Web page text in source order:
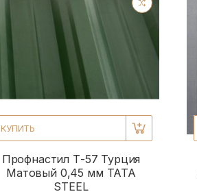
КУПИТЬ
Профнастил Т-57 Турция
Матовый 0,45 мм TATA
STEEL